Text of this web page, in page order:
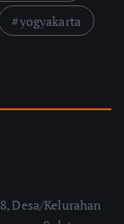
yogyakarta
Desa/Kelurahan